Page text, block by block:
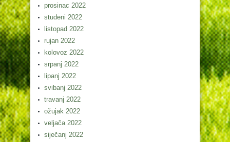
prosinac 2022
studeni 2022
listopad 2022
rujan 2022
kolovoz 2022
srpanj 2022
lipanj 2022
svibanj 2022
travanj 2022
ožujak 2022
veljača 2022
siječanj 2022